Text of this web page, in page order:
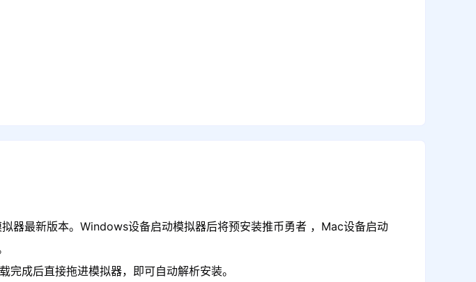
器最新版本。Windows设备启动模拟器后将预安装推币勇者 ，Mac设备启动
成后直接拖进模拟器，即可自动解析安装。